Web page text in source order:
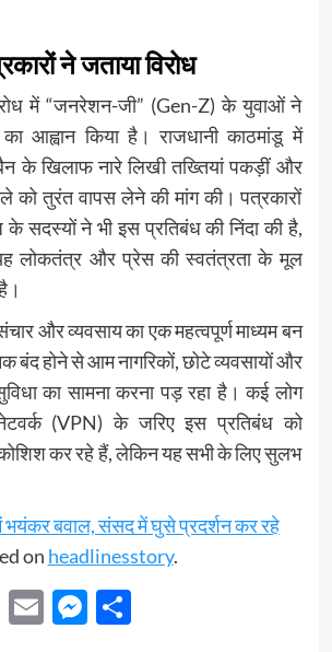
ने जताया विरोध
में “जनरेशन-जी” (Gen-Z) के युवाओं ने
आह्वान किया है। राजधानी काठमांडू में
बैन के खिलाफ नारे लिखी तख्तियां पकड़ीं और
तुरंत वापस लेने की मांग की। पत्रकारों
सदस्यों ने भी इस प्रतिबंध की निंदा की है,
लोकतंत्र और प्रेस की स्वतंत्रता के मूल
और व्यवसाय का एक महत्वपूर्ण माध्यम बन
बंद होने से आम नागरिकों, छोटे व्यवसायों और
का सामना करना पड़ रहा है। कई लोग
(VPN) के जरिए इस प्रतिबंध को
कर रहे हैं, लेकिन यह सभी के लिए सुलभ
भयंकर बवाल, संसद में घुसे प्रदर्शन कर रहे
on headlinesstory.
Twitter
EmailMessenger
Share